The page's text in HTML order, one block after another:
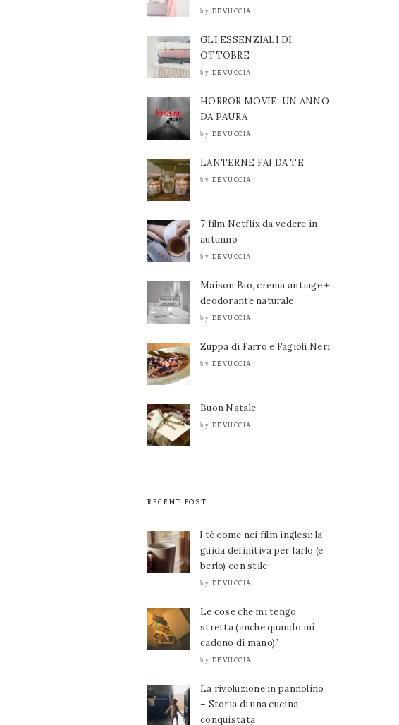
by DEVUCCIA
GLI ESSENZIALI DI
OTTOBRE
by DEVUCCIA
HORROR MOVIE: UN ANNO
DA PAURA
by DEVUCCIA
LANTERNE FAI DA TE
by DEVUCCIA
7 film Netflix da vedere in
autunno
by DEVUCCIA
Maison Bio, crema antiage +
deodorante naturale
by DEVUCCIA
Zuppa di Farro e Fagioli Neri
by DEVUCCIA
Buon Natale
by DEVUCCIA
RECENT POST
l tè come nei film inglesi: la
guida definitiva per farlo (e
berlo) con stile
by DEVUCCIA
Le cose che mi tengo
stretta (anche quando mi
cadono di mano)”
by DEVUCCIA
La rivoluzione in pannolino
– Storia di una cucina
conquistata